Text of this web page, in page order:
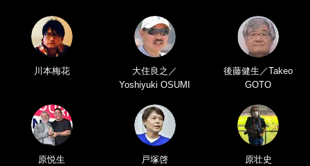
川本梅花
大住良之／
Yoshiyuki OSUMI
後藤健生／Takeo
GOTO
原悦生 戸塚啓 原壮史